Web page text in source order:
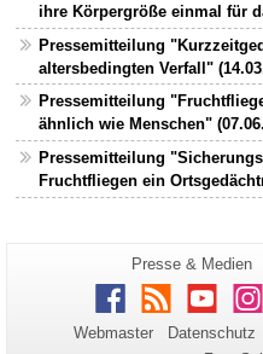
ihre Körpergröße einmal für
Pressemitteilung
altersbedingten Verfall"
Pressemitteilung
ähnlich wie Menschen"
Pressemitteilung
Fruchtfliegen ein
Seiten-
Name:
Presse & Medien
Facebook
RSS Youtube
Webmaster Datenschutz